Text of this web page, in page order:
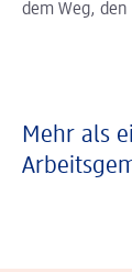
dem Weg,
Mehr als